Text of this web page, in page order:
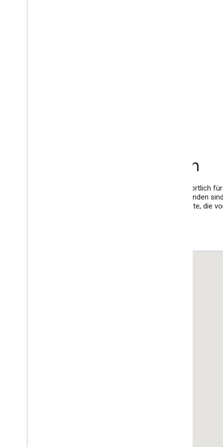
Die Community erkunden
Jeder Google-Entwicklerexperte ist vollständig verantwortlich
bietet er keine Dienste im Namen von Google an. Die Kunden
zutreffend. Google haftet nicht für Produkte oder Dienste, die